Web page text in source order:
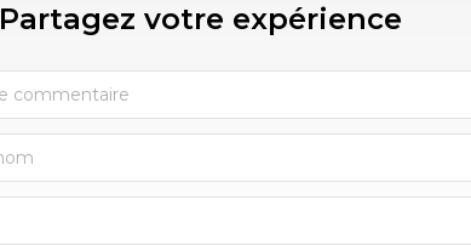
Partagez votre expérience​